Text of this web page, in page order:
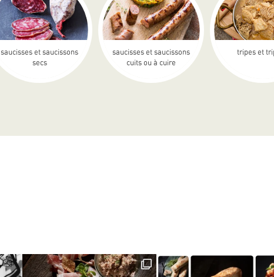
saucisses et saucissons
secs
saucisses et saucissons
cuits ou à cuire
tripes et